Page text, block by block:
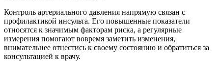
Контроль артериального давления напрямую связан с
профилактикой инсульта. Его повышенные показатели
относятся к значимым факторам риска, а регулярные
измерения помогают вовремя заметить изменения,
внимательнее отнестись к своему состоянию и обратиться за
консультацией к врачу.